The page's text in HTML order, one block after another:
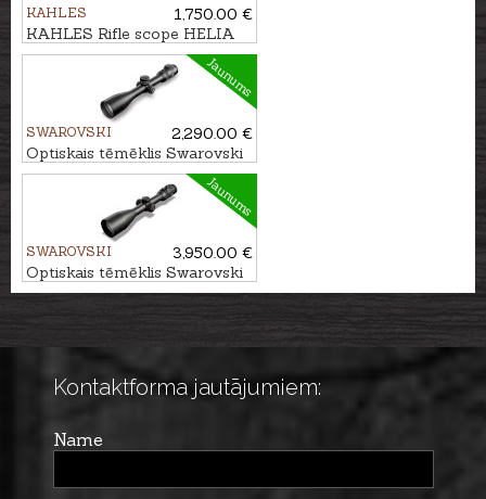
KAHLES
1,750.00 €
KAHLES Rifle scope HELIA
2,4-12x56i #4-Dot
Jaunums
SWAROVSKI
2,290.00 €
Optiskais tēmēklis Swarovski
Z6i 2.5-15x50 P BT L 4A-I
Jaunums
SWAROVSKI
3,950.00 €
Optiskais tēmēklis Swarovski
Z8i 2.3-18x56 P SR 4A-I
Kontaktforma jautājumiem:
Name